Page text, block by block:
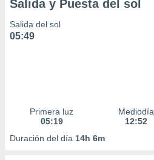
Salida y Puesta del sol
Salida del sol
05:49
Primera luz
05:19
Mediodía
12:52
Duración del día 14h 6m